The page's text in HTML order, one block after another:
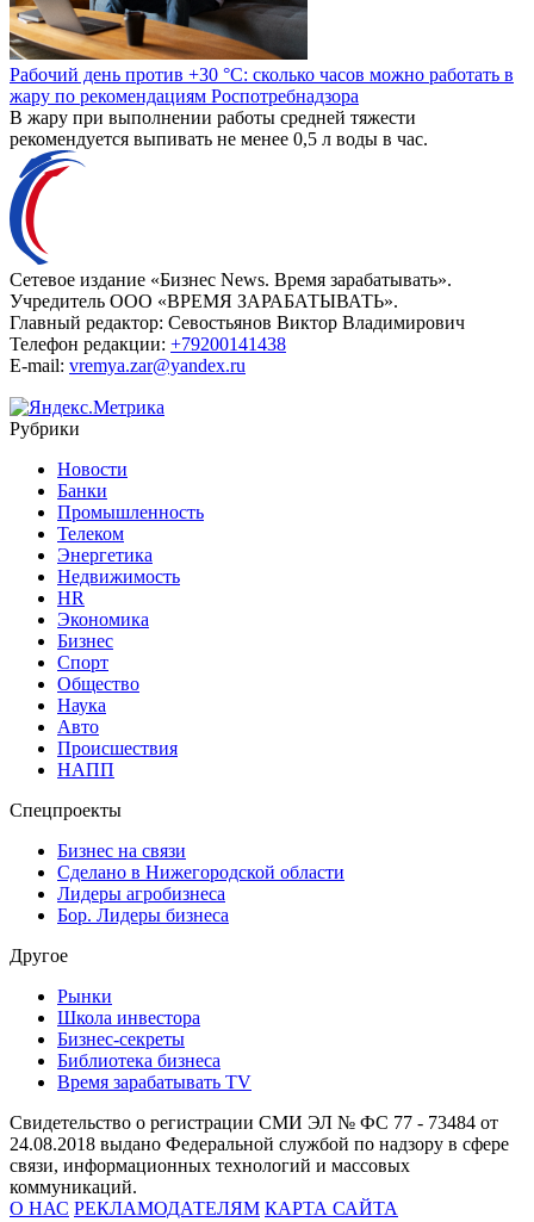
Рабочий день против +30 °C: сколько часов можно работать в
жару по рекомендациям Роспотребнадзора
В жару при выполнении работы средней тяжести
рекомендуется выпивать не менее 0,5 л воды в час.
Сетевое издание «Бизнес News. Время зарабатывать».
Учредитель ООО «ВРЕМЯ ЗАРАБАТЫВАТЬ».
Главный редактор: Севостьянов Виктор Владимирович
Телефон редакции: +79200141438
E-mail: vremya.zar@yandex.ru
Рубрики
Новости
Банки
Промышленность
Телеком
Энергетика
Недвижимость
HR
Экономика
Бизнес
Спорт
Общество
Наука
Авто
Происшествия
НАПП
Спецпроекты
Бизнес на связи
Сделано в Нижегородской области
Лидеры агробизнеса
Бор. Лидеры бизнеса
Другое
Рынки
Школа инвестора
Бизнес-секреты
Библиотека бизнеса
Время зарабатывать TV
Свидетельство о регистрации СМИ ЭЛ № ФС 77 - 73484 от
24.08.2018 выдано Федеральной службой по надзору в сфере
связи, информационных технологий и массовых
коммуникаций.
О НАС РЕКЛАМОДАТЕЛЯМ КАРТА САЙТА